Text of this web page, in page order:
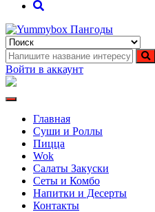
Yummybox Пангоды
Суши, роллы, пицца, вок
Войти в аккаунт
Главная
Суши и Роллы
Пицца
Wok
Салаты Закуски
Сеты и Комбо
Напитки и Десерты
Контакты